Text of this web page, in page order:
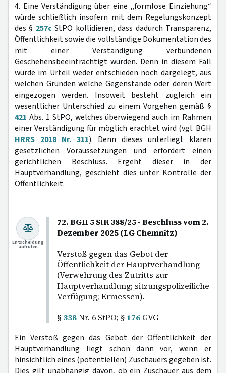
4. Eine Verständigung über eine „formlose Einziehung“
würde schließlich insofern mit dem Regelungskonzept
des § 257cStPO kollidieren, dass dadurch Transparenz,
Öffentlichkeit sowie die vollständige Dokumentation des
mit einer Verständigung verbundenen
Geschehensbeeinträchtigt würden. Denn in diesem Fall
würde im Urteil weder entschieden noch dargelegt, aus
welchen Gründen welche Gegenstände oder deren Wert
eingezogen werden. Insoweit besteht zugleich ein
wesentlicher Unterschied zu einem Vorgehen gemäß §
421 Abs. 1 StPO, welches überwiegend auch im Rahmen
einer Verständigung für möglich erachtet wird (vgl. BGH
HRRS 2018 Nr. 311). Denn dieses unterliegt klaren
gesetzlichen Voraussetzungen und erfordert einen
gerichtlichen Beschluss. Ergeht dieser in der
Hauptverhandlung, geschieht dies unter Kontrolle der
Öffentlichkeit.
72. BGH 5 StR 388/25 - Beschluss vom 2.
Dezember 2025 (LG Chemnitz)
Verstoß gegen das Gebot der
Öffentlichkeit der Hauptverhandlung
(Verwehrung des Zutritts zur
Hauptverhandlung; sitzungspolizeiliche
Verfügung; Ermessen).
§ 338Nr. 6 StPO; § 176 GVG
Entscheidung
aufrufen
Ein Verstoß gegen das Gebot der Öffentlichkeit der
Hauptverhandlung liegt schon dann vor, wenn er
hinsichtlich eines (potentiellen) Zuschauers gegeben ist.